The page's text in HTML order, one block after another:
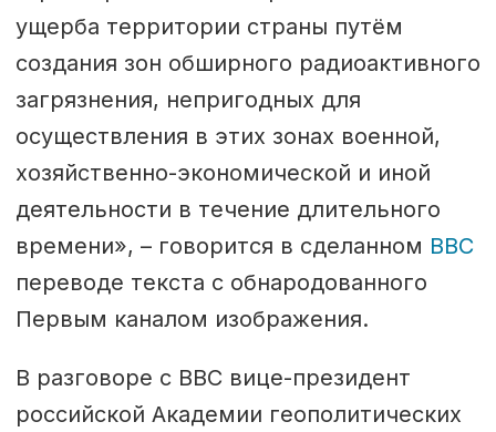
ущерба территории страны путём
создания зон обширного радиоактивного
загрязнения, непригодных для
осуществления в этих зонах военной,
хозяйственно-экономической и иной
деятельности в течение длительного
времени», – говорится в сделанном BBC
переводе текста с обнародованного
Первым каналом изображения.
В разговоре с BBC вице-президент
российской Академии геополитических